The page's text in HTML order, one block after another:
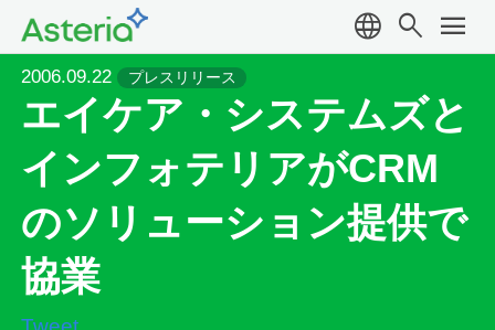
language search menu
2006.09.22 プレスリリース
エイケア・システムズと
インフォテリアがCRM
のソリューション提供で
協業